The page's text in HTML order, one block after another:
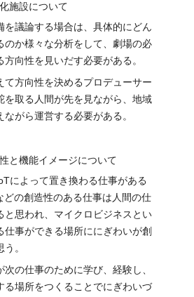
施設について
を議論する場合は、具体的にどん
のか様々な分析をして、劇場の必
方向性を見いだす必要がある。
て方向性を決めるプロデューサー
を取る人間が先を見ながら、地域
ながら運営する必要がある。
と機能イメージについて
によって置き換わる仕事がある
どの創造性のある仕事は人間の仕
と思われ、マイクロビジネスとい
仕事ができる場所ににぎわいが創
。
次の仕事のために学び、経験し、
る場所をつくることでにぎわいづ